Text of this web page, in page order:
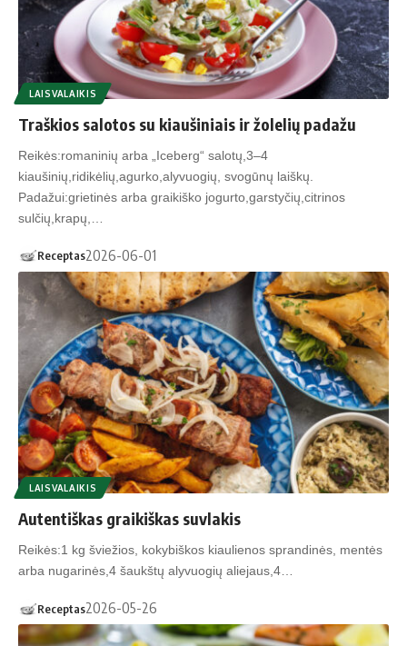
LAISVALAIKIS
Traškios salotos su kiaušiniais ir žolelių padažu
Reikės:romaninių arba „Iceberg“ salotų,3–4
kiaušinių,ridikėlių,agurko,alyvuogių, svogūnų laiškų.
Padažui:grietinės arba graikiško jogurto,garstyčių,citrinos
sulčių,krapų,…
Receptas2026-06-01
LAISVALAIKIS
Autentiškas graikiškas suvlakis
Reikės:1 kg šviežios, kokybiškos kiaulienos sprandinės, mentės
arba nugarinės,4 šaukštų alyvuogių aliejaus,4…
Receptas2026-05-26